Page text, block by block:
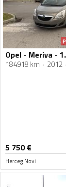
Opel - Meriva -
184918 km 2012
5 750€
Herceg Novi